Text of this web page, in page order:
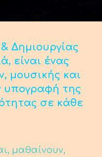
Δημιουργίας
είναι ένας
μουσικής και
υπογραφή της
σε κάθε
μαθαίνουν,